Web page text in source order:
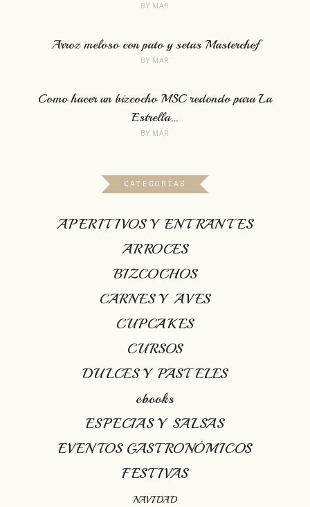
BY MAR
Arroz meloso con pato y setas Masterchef
BY MAR
Como hacer un bizcocho MSC redondo para La
Estrella…
BY MAR
CATEGORÍAS
APERITIVOS Y ENTRANTES
ARROCES
BIZCOCHOS
CARNES Y AVES
CUPCAKES
CURSOS
DULCES Y PASTELES
ebooks
ESPECIAS Y SALSAS
EVENTOS GASTRONÓMICOS
FESTIVAS
NAVIDAD